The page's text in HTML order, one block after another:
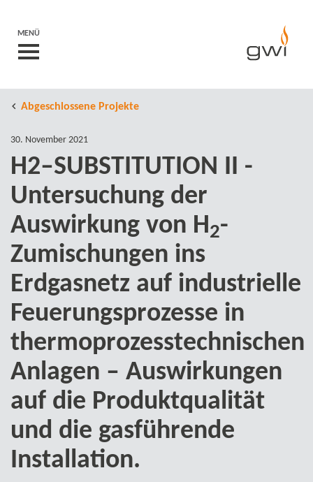
MENÜ
Abgeschlossene Projekte
30. November 2021
H2–SUBSTITUTION II -
Untersuchung der
Auswirkung von H2-​
Zumischungen ins
Erdgasnetz auf industrielle
Feuerungsprozesse in
thermoprozesstechnischen
Anlagen – Auswirkungen
auf die Produktqualität
und die gasführende
Installation.